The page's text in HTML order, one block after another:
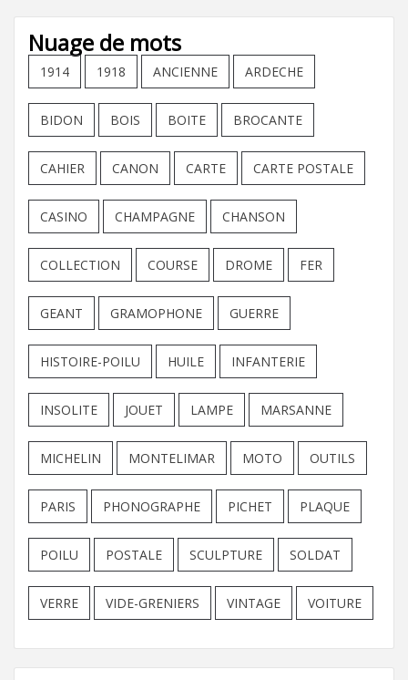
Nuage de mots
1914 1918 ANCIENNE ARDECHE
BIDON BOIS BOITE BROCANTE
CAHIER CANON CARTE CARTE POSTALE
CASINO CHAMPAGNE CHANSON
COLLECTION COURSE DROME FER
GEANT GRAMOPHONE GUERRE
HISTOIRE-POILU HUILE INFANTERIE
INSOLITE JOUET LAMPE MARSANNE
MICHELIN MONTELIMAR MOTO OUTILS
PARIS PHONOGRAPHE PICHET PLAQUE
POILU POSTALE SCULPTURE SOLDAT
VERRE VIDE-GRENIERS VINTAGE VOITURE